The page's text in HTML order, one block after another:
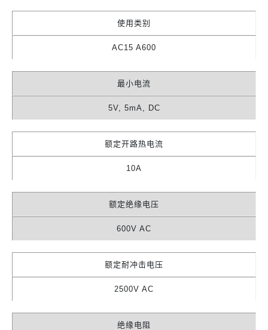
使用类别
AC15 A600
最小电流
5V, 5mA, DC
额定开路热电流
10A
额定绝缘电压
600V AC
额定耐冲击电压
2500V AC
绝缘电阻